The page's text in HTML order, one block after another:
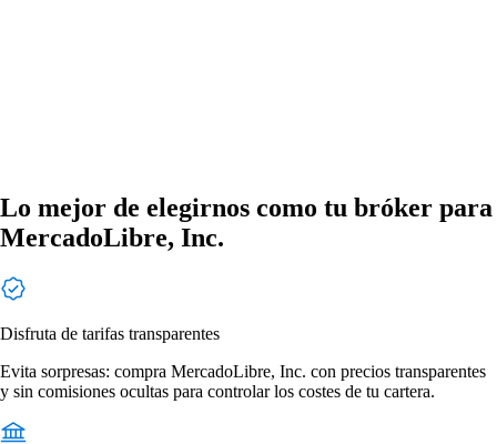
Lo mejor de elegirnos como tu bróker para
MercadoLibre, Inc.
Disfruta de tarifas transparentes
Evita sorpresas: compra MercadoLibre, Inc. con precios transparentes
y sin comisiones ocultas para controlar los costes de tu cartera.